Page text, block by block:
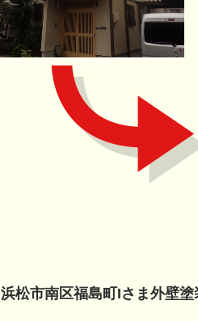
浜松市南区福島町Iさま外壁